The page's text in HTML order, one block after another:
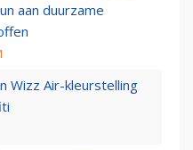
aan duurzame
Wizz Air-kleurstelling